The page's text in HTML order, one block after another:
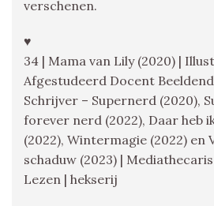
verschenen.
♥
34 | Mama van Lily (2020) |
Afgestudeerd Docent
Schrijver – Supernerd (2020),
forever nerd (2022), Daar heb
(2022), Wintermagie (2022) en
schaduw (2023) |
Lezen | hekserij